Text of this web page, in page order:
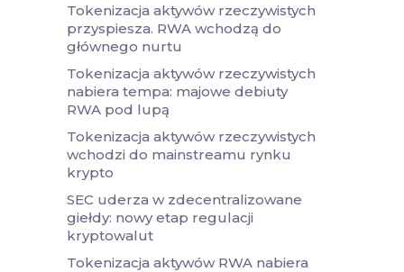
Tokenizacja aktywów rzeczywistych
przyspiesza. RWA wchodzą do
głównego nurtu
Tokenizacja aktywów rzeczywistych
nabiera tempa: majowe debiuty
RWA pod lupą
Tokenizacja aktywów rzeczywistych
wchodzi do mainstreamu rynku
krypto
SEC uderza w zdecentralizowane
giełdy: nowy etap regulacji
kryptowalut
Tokenizacja aktywów RWA nabiera